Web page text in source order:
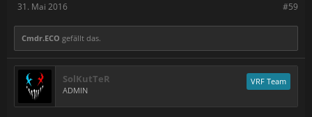
#59
31. Mai 2016
Cmdr.ECO gefällt das.
SolKutTeR
ADMIN
VRF Team